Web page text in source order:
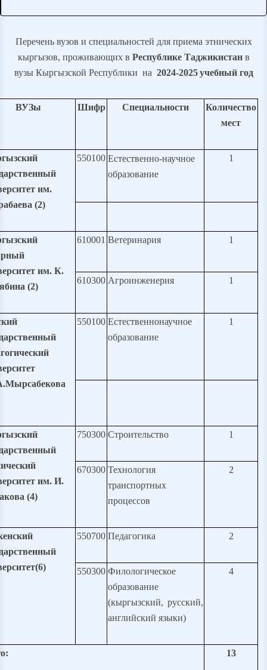
Перечень вузов и специальностей для приема этнических
кыргызов, проживающих в Республике Таджикистанв
вузы Кыргызской Республики на 2024-2025 учебный год
ВУЗы Шифр Специальности
Количество
мест
им.
(2)
550100 Естественно-научное
образование
1
им. К.
(2)
610001 Ветеринария 1
610300 Агроинженерия 1
550100 Естественнонаучное
образование
1
им. И.
(4)
750300 Строительство 1
670300 Технология
транспортных
процессов
2
550700 Педагогика 2
550300 Филологическое
образование
(кыргызский, русский,
английский языки)
4
13